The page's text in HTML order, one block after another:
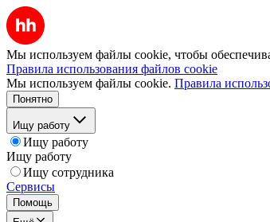
Мы используем файлы cookie, чтобы
Правила использования файлов cookie
Мы используем файлы cookie. Правила
Понятно
Ищу работу
Ищу работу
Ищу работу
Ищу сотрудника
Сервисы
Помощь